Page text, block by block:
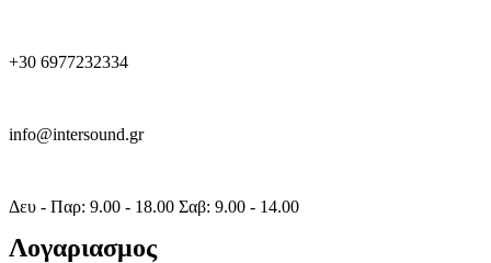
+30 6977232334
info@intersound.gr
Δευ - Παρ: 9.00 - 18.00 Σαβ: 9.00 - 14.00
Λογαριασμος